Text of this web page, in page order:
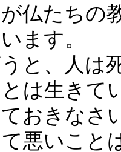
仏たちの
ます。
と、人は
は生きて
おきなさ
悪いこと